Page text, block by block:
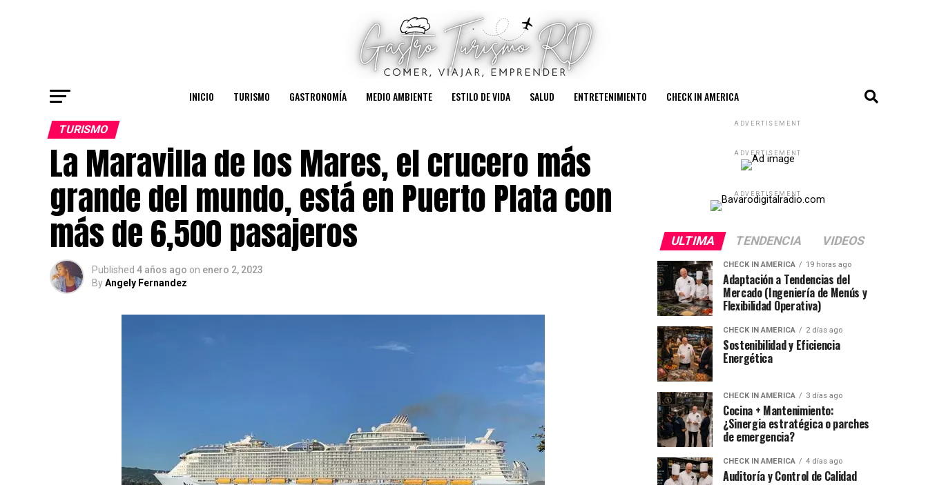
INICIO TURISMO GASTRONOMÍA MEDIO AMBIENTE ESTILO DE VIDA SALUD ENTRETENIMIENTO CHECK IN AMERICA
TURISMO
La Maravilla de los Mares, el crucero más
grande del mundo, está en Puerto Plata con
más de 6,500 pasajeros
Published 4 años ago on enero 2, 2023
ByAngely Fernandez
ADVERTISEMENT
ADVERTISEMENT
ADVERTISEMENT
ULTIMA TENDENCIA VIDEOS
CHECK IN AMERICA 19 horas ago
Adaptación a Tendencias del
Mercado (Ingeniería de Menús y
Flexibilidad Operativa)
CHECK IN AMERICA 2 días ago
Sostenibilidad y Eficiencia
Energética
CHECK IN AMERICA 3 días ago
Cocina + Mantenimiento:
¿Sinergia estratégica o parches
de emergencia?
CHECK IN AMERICA 4 días ago
Auditoría y Control de Calidad